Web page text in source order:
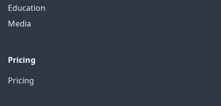
Education
Media
Pricing
Pricing